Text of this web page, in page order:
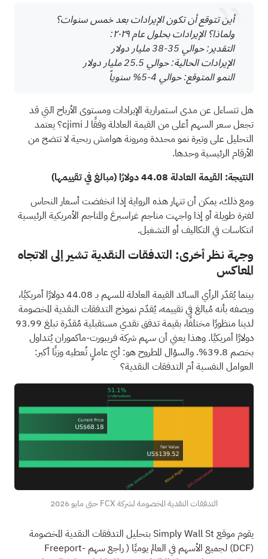
أين تتوقع أن تكون الإيرادات بعد خمس سنوات؟
ولماذا؟ الإيرادات بحلول عام ٢٠٢٩:
التقدير: حوالي 35-38 مليار دولار
الإيرادات الحالية: حوالي 25.5 مليار دولار
النمو المتوقع: حوالي 4-5% سنوياً
هل تتساءل عن مدى استمرارية الإيرادات ومستوى الأرباح التي قد
تجعل سعر السهم أعلى من القيمة العادلة وفقًا لـ cjimi؟ يعتمد
التحليل على وتيرة نمو محددة ومرونة هوامش ربحية لا تتضح من
الأرقام الرئيسية وحدها.
النتيجة: القيمة العادلة 44.08 دولارًا (مبالغ في تقييمها)
ومع ذلك، يمكن أن تنهار هذه الرواية إذا انخفضت أسعار النحاس
لفترة طويلة أو إذا واجهت مناجم غراسبرغ والمناجم الأمريكية الرئيسية
انتكاسات في التكاليف أو التشغيل.
وجهة نظر أخرى: التدفقات النقدية تشير إلى الاتجاه
المعاكس
بينما يُقدّر الرأي السائد القيمة العادلة للسهم بـ 44.08 دولارًا أمريكيًا،
ويصفه بأنه مُبالغ في تقييمه، يُقدّم نموذج التدفقات النقدية المخصومة
لدينا منظورًا مختلفًا، بقيمة تدفق نقدي مستقبلية مُقدّرة تبلغ 93.99
دولارًا أمريكيًا. وهذا يعني أن سهم شركة فريبورت-ماكموران يُتداول
بخصم 39.8%. والسؤال المطروح هو: أيّ عاملٍ تُعطيه وزنًا أكبر:
العوامل النفسية أم التدفقات النقدية؟
التدفقات النقدية المخصومة لشركة FCX حتى مايو 2026
يقوم موقع Simply Wall St بتحليل التدفقات النقدية المخصومة
(DCF) لجميع الأسهم في العالم يوميًا (
راجع سهم Freeport-